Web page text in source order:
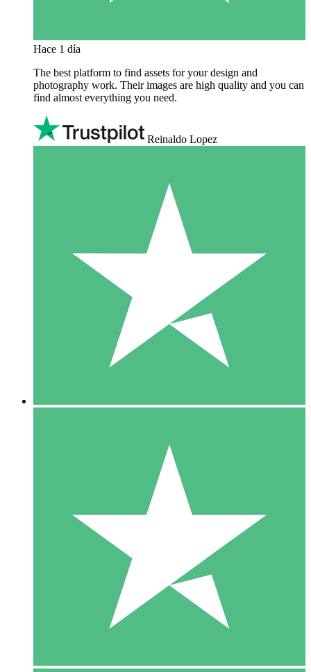
Hace 1 día
The best platform to find assets for your design and
photography work. Their images are high quality and you can
find almost everything you need.
Reinaldo Lopez